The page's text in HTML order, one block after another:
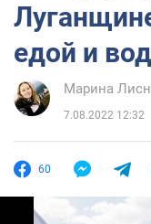
едой и
Марина
7.08.2022 12:32
60